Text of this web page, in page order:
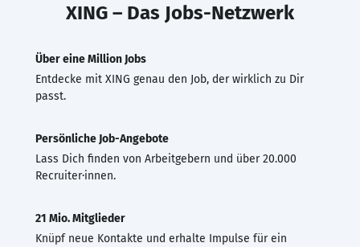
XING – Das Jobs-Netzwerk
Über eine Million Jobs
Entdecke mit XING genau den Job, der wirklich zu Dir
passt.
Persönliche Job-Angebote
Lass Dich finden von Arbeitgebern und über 20.000
Recruiter·innen.
21 Mio. Mitglieder
Knüpf neue Kontakte und erhalte Impulse für ein